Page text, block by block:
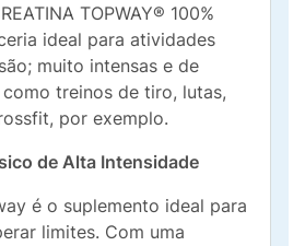
TOPWAY® 100%
ideal para atividades
muito intensas e de
treinos de tiro, lutas,
por exemplo.
de Alta Intensidade
é o suplemento ideal para
limites. Com uma